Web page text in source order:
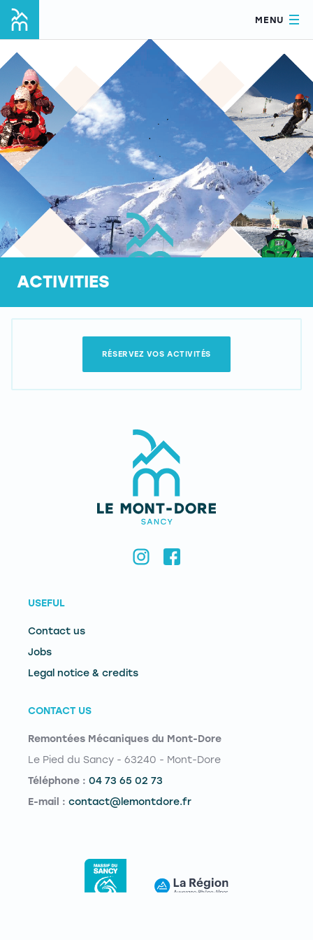
MENU
ACTIVITIES
RÉSERVEZ VOS ACTIVITÉS
USEFUL
Contact us
Jobs
Legal notice & credits
CONTACT US
Remontées Mécaniques du Mont-Dore
Le Pied du Sancy - 63240 - Mont-Dore
Téléphone : 04 73 65 02 73
E-mail : contact@lemontdore.fr